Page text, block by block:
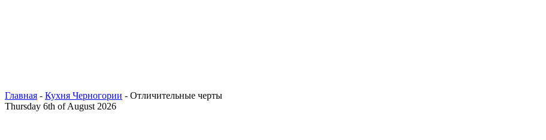
Главная - Кухня Черногории - Отличительные черты
Thursday 6th of August 2026